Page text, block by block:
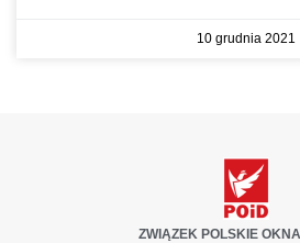
10 grudnia 2021
ZWIĄZEK POLSKIE